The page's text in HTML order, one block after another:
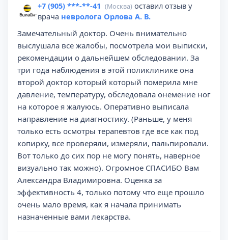
+7 (905) ***-**-41 (Москва) оставил отзыв у
врача невролога Орлова А. В.
Замечательный доктор. Очень внимательно
выслушала все жалобы, посмотрела мои выписки,
рекомендации о дальнейшем обследовании. За
три года наблюдения в этой поликлинике она
второй доктор который который померила мне
давление, температуру, обследовала онемение ног
на которое я жалуюсь. Оперативно выписала
направление на диагностику. (Раньше, у меня
только есть осмотры терапевтов где все как под
копирку, все проверяли, измеряли, пальпировали.
Вот только до сих пор не могу понять, наверное
визуально так можно). Огромное СПАСИБО Вам
Александра Владимировна. Оценка за
эффективность 4, только потому что еще прошло
очень мало время, как я начала принимать
назначенные вами лекарства.